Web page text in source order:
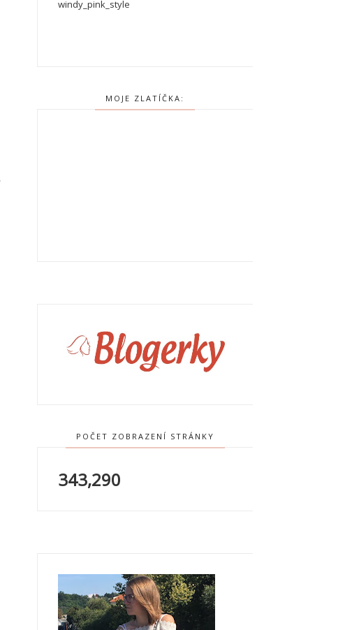
windy_pink_style
MOJE ZLATÍČKA:
POČET ZOBRAZENÍ STRÁNKY
343,290